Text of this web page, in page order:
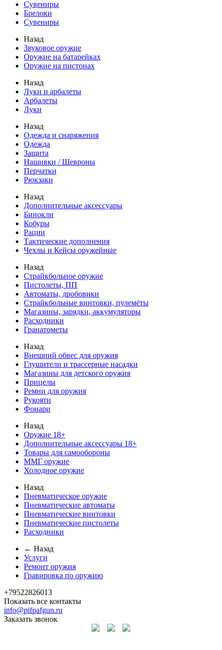
Сувениры
Брелоки
Сувениры
Назад
Звуковое оружие
Оружие на батарейках
Оружие на пистонах
Назад
Луки и арбалеты
Арбалеты
Луки
Назад
Одежда и снаряжения
Одежда
Защита
Нашивки / Шевроны
Перчатки
Рюкзаки
Назад
Дополнительные аксессуары
Бинокли
Кобуры
Рации
Тактические дополнения
Чехлы и Кейсы оружейные
Назад
Страйкбольное оружие
Пистолеты, ПП
Автоматы, дробовики
Страйкбольные винтовки, пулемёты
Магазины, зарядки, аккумуляторы
Расходники
Гранатометы
Назад
Внешний обвес для оружия
Глушители и трассерные насадки
Магазины для детского оружия
Прицелы
Ремни для оружия
Рукояти
Фонари
Назад
Оружие 18+
Дополнительные аксессуары 18+
Товары для самообороны
ММГ оружие
Холодное оружие
Назад
Пневматическое оружие
Пневматические автоматы
Пневматические винтовки
Пневматические пистолеты
Расходники
← Назад
Услуги
Ремонт оружия
Гравировка по оружию
+79522826013
Показать все контакты
info@pifpafgun.ru
Заказать звонок